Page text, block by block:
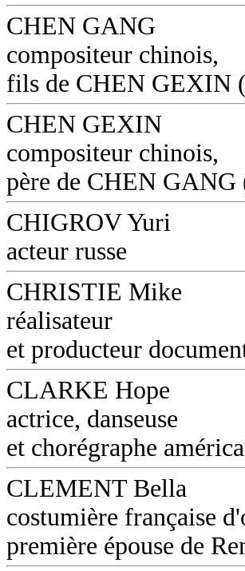
CHEN GANG
compositeur chinois,
fils de CHEN GEXIN
CHEN GEXIN
compositeur chinois,
père de CHEN GANG
CHIGROV Yuri
acteur russe
CHRISTIE Mike
réalisateur
et producteur
CLARKE Hope
actrice, danseuse
et chorégraphe
CLEMENT Bella
costumière française
première épouse de